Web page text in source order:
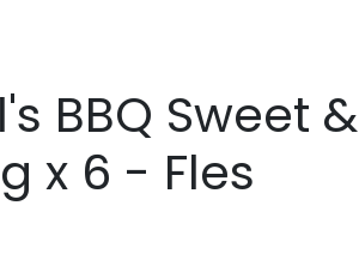
BBQ Sweet &
x 6 - Fles